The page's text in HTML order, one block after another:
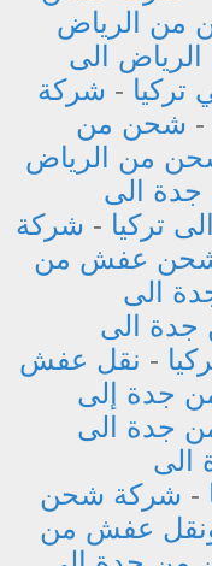
من الرياض
الى
- شركة
- شحن من
من الرياض
الى
تركيا - شركة
عفش من
الى
الى
- نقل عفش
جدة إلى
جدة الى
- شركة شحن
عفش من